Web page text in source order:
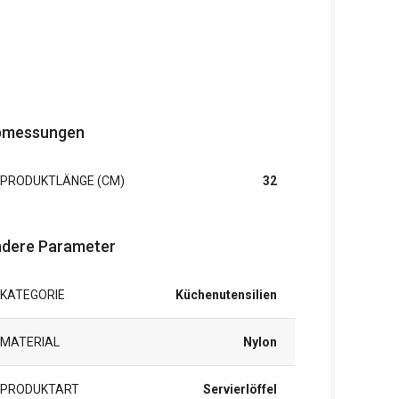
PRODUKTLÄNGE (CM) 32
Parameter
KATEGORIE Küchenutensilien
MATERIAL Nylon
PRODUKTART Servierlöffel